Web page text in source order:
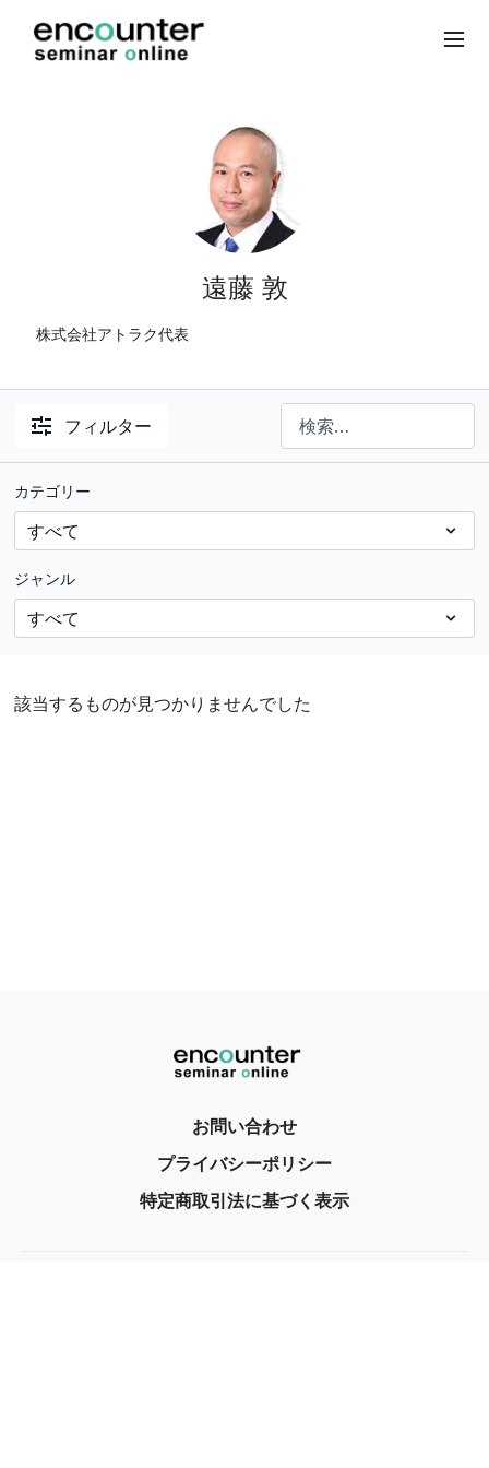
遠藤 敦
株式会社アトラク代表
フィルター
カテゴリー
ジャンル
該当するものが見つかりませんでした
お問い合わせ
プライバシーポリシー
特定商取引法に基づく表示